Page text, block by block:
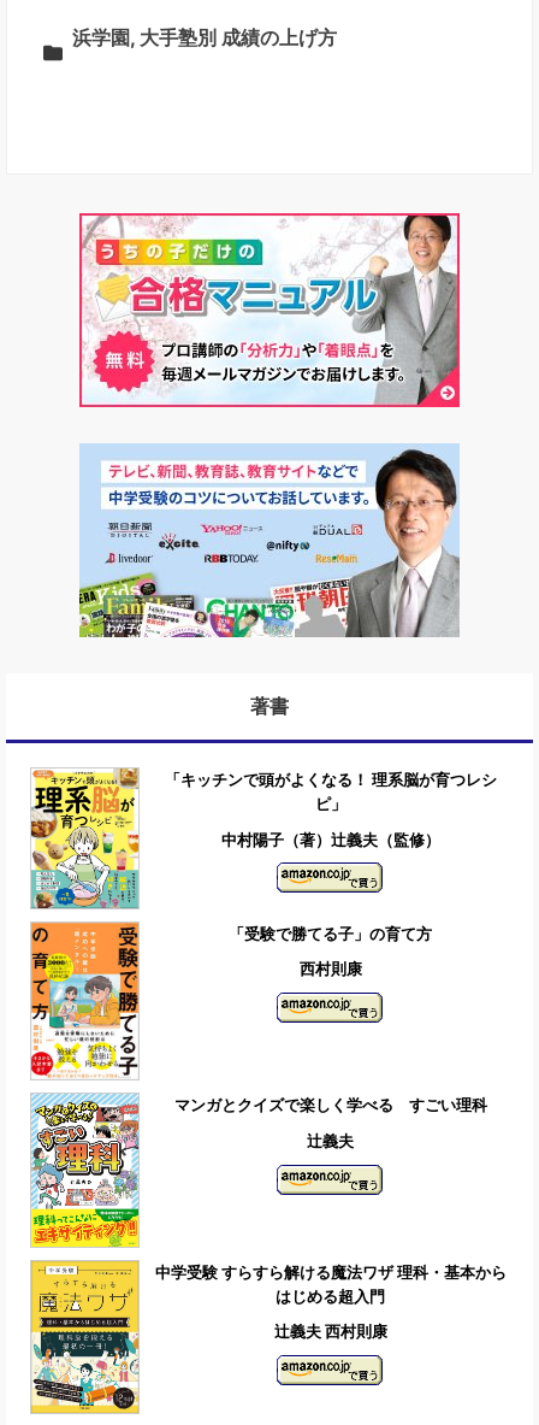
浜学園, 大手塾別 成績の上げ方
著書
「キッチンで頭がよくなる！ 理系脳が育つレシ
ピ」
中村陽子（著）辻義夫（監修）
「受験で勝てる子」の育て方
西村則康
マンガとクイズで楽しく学べる すごい理科
辻義夫
中学受験 すらすら解ける魔法ワザ 理科・基本から
はじめる超入門
辻義夫 西村則康